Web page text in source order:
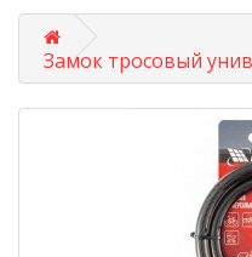
Замок тросовый